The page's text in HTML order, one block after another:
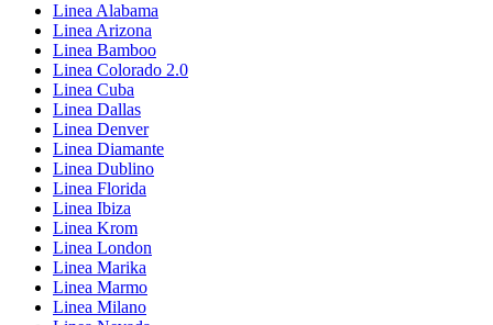
Linea Alabama
Linea Arizona
Linea Bamboo
Linea Colorado 2.0
Linea Cuba
Linea Dallas
Linea Denver
Linea Diamante
Linea Dublino
Linea Florida
Linea Ibiza
Linea Krom
Linea London
Linea Marika
Linea Marmo
Linea Milano